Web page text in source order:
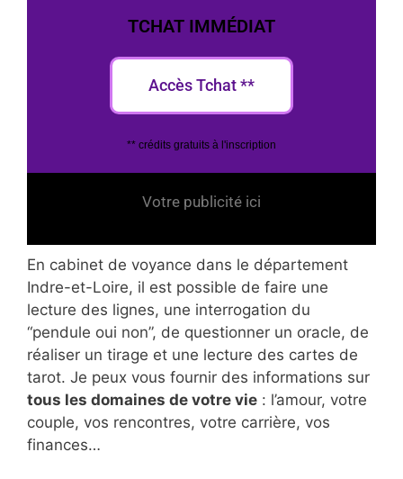
TCHAT IMMÉDIAT
Accès Tchat **
** crédits gratuits à l'inscription
Votre publicité ici
En cabinet de voyance dans le département
Indre-et-Loire, il est possible de faire une
lecture des lignes, une interrogation du
“pendule oui non”, de questionner un oracle, de
réaliser un tirage et une lecture des cartes de
tarot. Je peux vous fournir des informations sur
tous les domaines de votre vie : l’amour, votre
couple, vos rencontres, votre carrière, vos
finances…